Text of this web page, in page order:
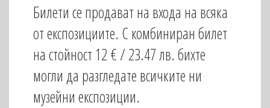
Билети се продават на входа на всяка
от експозициите. С комбиниран билет
на стойност 12 € / 23.47 лв. бихте
могли да разгледате всичките ни
музейни експозиции.